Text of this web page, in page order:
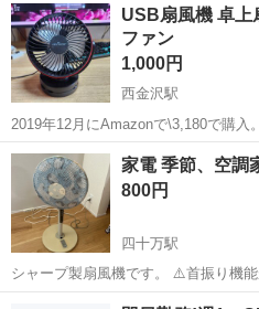
USB扇風機 卓上
ファン
1,000円
西金沢駅
2019年12月にAmazonで\3,180で購入
点灯します。 キズ，汚れ等は多少あ
ません。 ネジ止め部分の蓋が一か所
た...
石川 金沢市 西金沢駅 季
家電 季節、空調
800円
四十万駅
シャープ製扇風機です。 ⚠️首振り機
（風量調節、タイマー、1/fリズム、
野々市市 四十万駅